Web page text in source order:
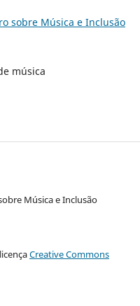
sobre Música e Inclusão
música
Música e Inclusão
Creative Commons